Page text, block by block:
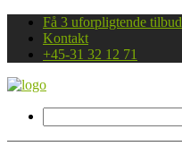
Få 3 uforpligtende tilbud
Kontakt
+45-31 32 12 71